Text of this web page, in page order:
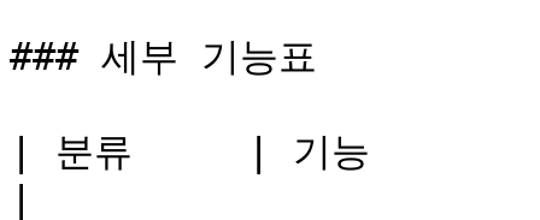
### 세부 기능표
| 분류     | 기능